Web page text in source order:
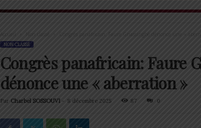
Accueil Congrès panafricain: Faure Gnassingbé dénonce une «
NON CLASSÉ
Congrès panafricain: Faure
dénonce une « aberration »
Par Charbel SOSSOUVI- 8 décembre 2025 87 0